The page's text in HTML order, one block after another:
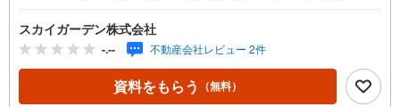
の室内は移動が楽で使い勝手も良いでしょう。不動産探し
で重視しているポイントを、当社にお聞かせください。当
社は数多くの不動産情報を取り扱っております。ぜひ当社
の利用をご検討ください。この度は、数ある不動産会社の
中からスカイガーデン株式会社の物件情報をご覧になって
スカイガーデン株式会社
-.-- 不動産会社レビュー 2件
資料をもらう （無料）